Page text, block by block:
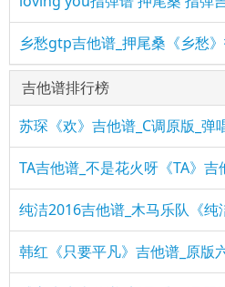
乡愁gtp吉他谱_押尾桑《乡愁
吉他谱排行榜
苏琛《欢》吉他谱_C调原版_弹
TA吉他谱_不是花火呀《TA》吉
纯洁2016吉他谱_木马乐队《纯
韩红《只要平凡》吉他谱_原版